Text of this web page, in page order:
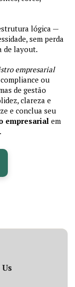
lógica —
sem perda
de layout.
empresarial
ou
de gestão
clareza e
e conclua seu
empresarialem